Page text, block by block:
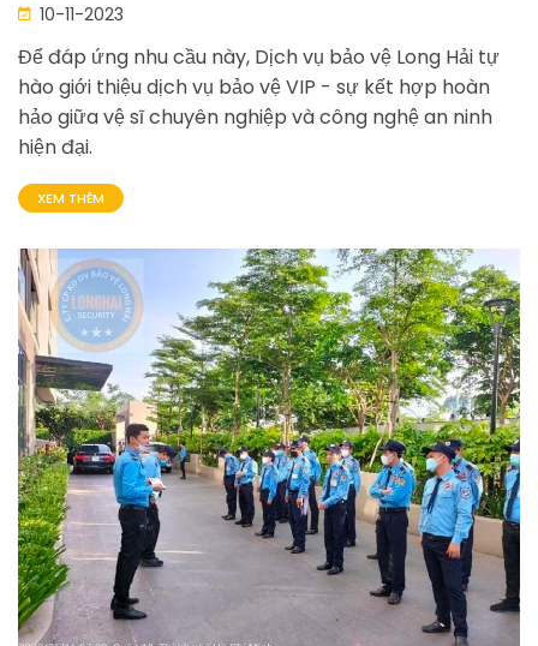
10-11-2023
Để đáp ứng nhu cầu này, Dịch vụ bảo vệ Long Hải tự
hào giới thiệu dịch vụ bảo vệ VIP - sự kết hợp hoàn
hảo giữa vệ sĩ chuyên nghiệp và công nghệ an ninh
hiện đại.
XEM THÊM